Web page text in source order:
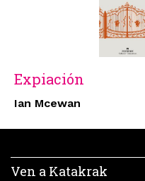
Expiación
Ian Mcewan
Ven a Katakrak